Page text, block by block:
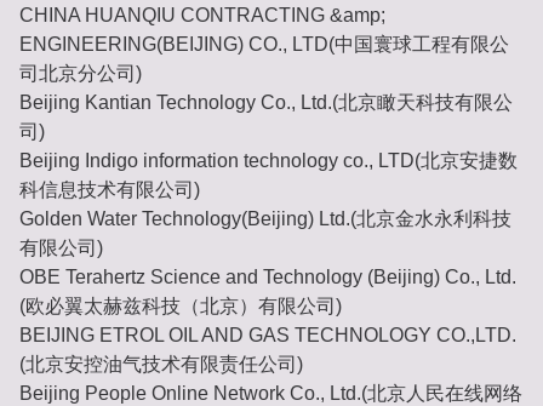
CHINA HUANQIU CONTRACTING &amp;
ENGINEERING(BEIJING) CO., LTD(中国寰球工程有限公
司北京分公司)
Beijing Kantian Technology Co., Ltd.(北京瞰天科技有限公
司)
Beijing Indigo information technology co., LTD(北京安捷数
科信息技术有限公司)
Golden Water Technology(Beijing) Ltd.(北京金水永利科技
有限公司)
OBE Terahertz Science and Technology (Beijing) Co., Ltd.
(欧必翼太赫兹科技（北京）有限公司)
BEIJING ETROL OIL AND GAS TECHNOLOGY CO.,LTD.
(北京安控油气技术有限责任公司)
Beijing People Online Network Co., Ltd.(北京人民在线网络